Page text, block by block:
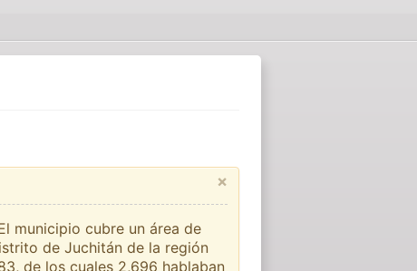
×
municipio cubre un área de
de Juchitán de la región
de los cuales 2,696 hablaban